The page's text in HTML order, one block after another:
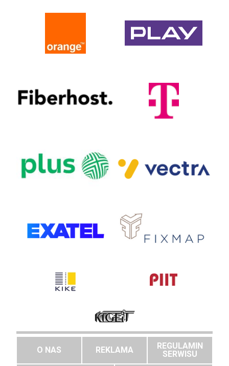
O NAS REKLAMA
REGULAMIN
SERWISU